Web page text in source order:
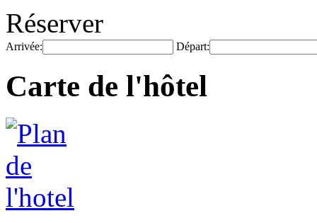
Réserver
Arrivée: Départ:
Carte de l'hôtel